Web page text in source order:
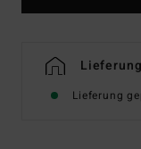
Lieferung